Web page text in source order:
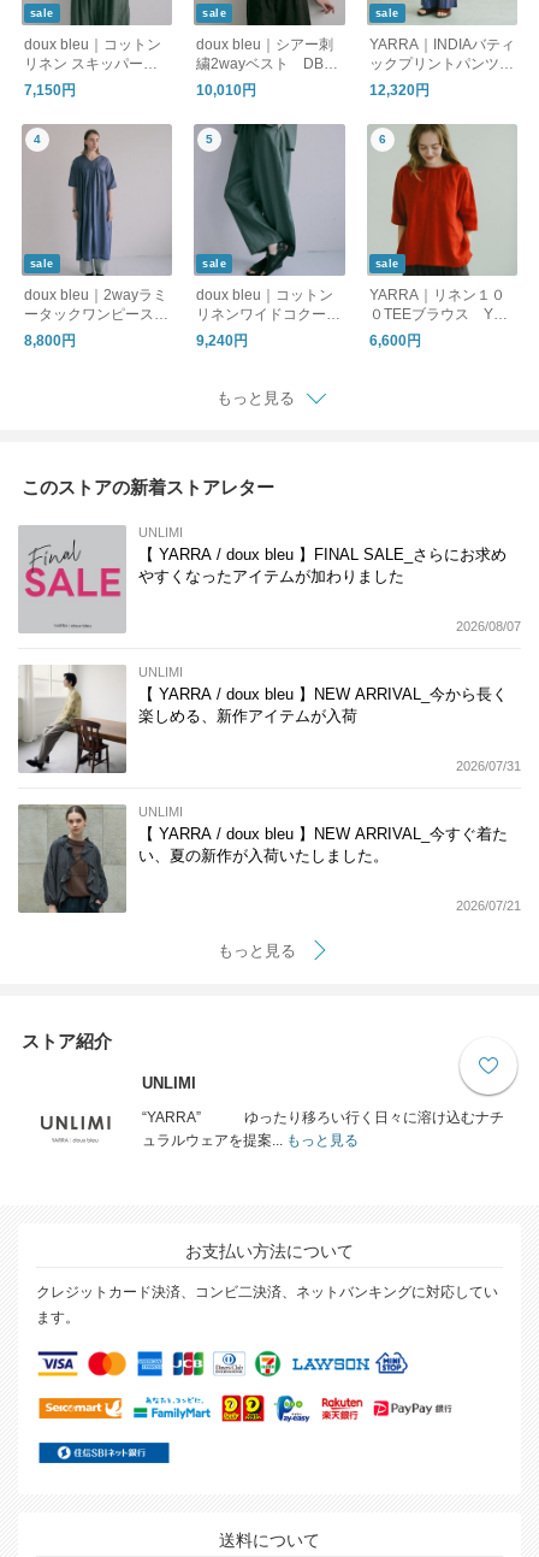
sale
doux bleu｜コットン
リネン スキッパーシ
ャツ DB-2623-081
7,150円
sale
doux bleu｜シアー刺
繍2wayベスト DB-2
628-077
10,010円
sale
YARRA｜INDIAバティ
ックプリントパンツ
YR-1625-275
12,320円
sale
doux bleu｜2wayラミ
ータックワンピース
DB-2624-062
8,800円
sale
doux bleu｜コットン
リネンワイドコクーン
パンツ DB-2625-08
9,240円
sale
YARRA｜リネン１０
０TEEブラウス YR-
1623-302
6,600円
もっと見る
このストアの新着ストアレター
UNLIMI
【 YARRA / doux bleu 】FINAL SALE_さらにお求め
やすくなったアイテムが加わりました
2026/08/07
UNLIMI
【 YARRA / doux bleu 】NEW ARRIVAL_今から長く
楽しめる、新作アイテムが入荷
2026/07/31
UNLIMI
【 YARRA / doux bleu 】NEW ARRIVAL_今すぐ着た
い、夏の新作が入荷いたしました。
2026/07/21
もっと見る
ストア紹介
UNLIMI
“YARRA” ゆったり移ろい⾏く⽇々に溶け込むナチ
ュラルウェアを提案...もっと見る
お支払い方法について
クレジットカード決済、コンビ二決済、ネットバンキングに対応してい
ます。
送料について